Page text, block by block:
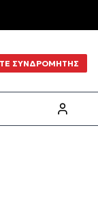
ΣΥΝΔΡΟΜΗΤΗΣ